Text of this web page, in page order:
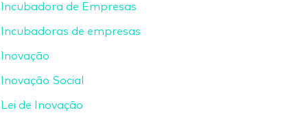
Incubadora de Empresas
Incubadoras de empresas
Inovação
Inovação Social
Lei de Inovação